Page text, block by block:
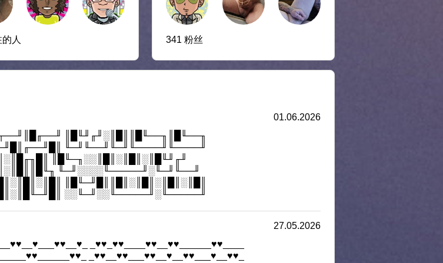
人 341 粉丝
01.06.2026
║█╙╜╓╜░║█║║█╙──╖║█╙──╖
╙─╜╙──╜╙─╜╙────╜╙────╜
║█╙─╖░░║█║░║█║░║█╙╜╓╜
╙─╜░░░░╙─────╜░╙─╜╙──╜
║█╙─╜█║║█║░║█║░║█║░║█║
░░╙─╜░░╙─────╜░╙─────╜
27.05.2026
_♥♥_♥♥____♥♥__♥♥______♥♥____
_♥♥__♥♥___♥♥__♥__♥♥___♥__♥♥_